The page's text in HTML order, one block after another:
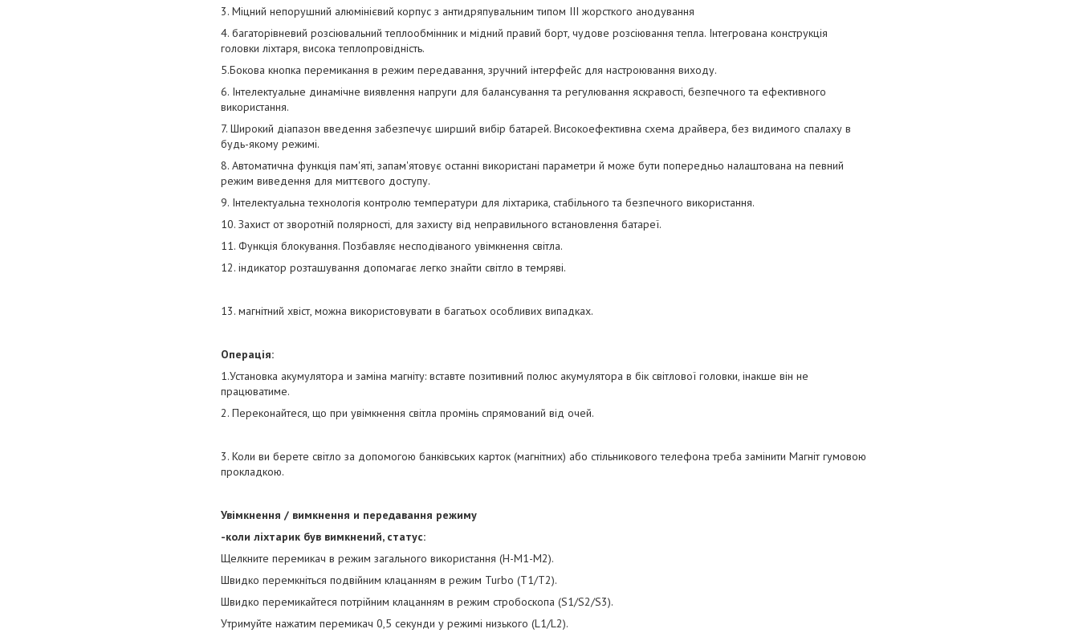
3. Міцний непорушний алюмінієвий корпус з антидряпувальним типом III жорсткого анодування
4. багаторівневий розсіювальний теплообмінник и мідний правий борт, чудове розсіювання тепла. Інтегрована конструкція
головки ліхтаря, висока теплопровідність.
5.Бокова кнопка перемикання в режим передавання, зручний інтерфейс для настроювання виходу.
6. Інтелектуальне динамічне виявлення напруги для балансування та регулювання яскравості, безпечного та ефективного
використання.
7. Широкий діапазон введення забезпечує ширший вибір батарей. Високоефективна схема драйвера, без видимого спалаху в
будь-якому режимі.
8. Автоматична функція пам'яті, запам'ятовує останні використані параметри й може бути попередньо налаштована на певний
режим виведення для миттєвого доступу.
9. Інтелектуальна технологія контролю температури для ліхтарика, стабільного та безпечного використання.
10. Захист от зворотній полярності, для захисту від неправильного встановлення батареї.
11. Функція блокування. Позбавляє несподіваного увімкнення світла.
12. індикатор розташування допомагає легко знайти світло в темряві.
13. магнітний хвіст, можна використовувати в багатьох особливих випадках.
Операція:
1.Установка акумулятора и заміна магніту: вставте позитивний полюс акумулятора в бік світлової головки, інакше він не
працюватиме.
2. Переконайтеся, що при увімкнення світла промінь спрямований від очей.
3. Коли ви берете світло за допомогою банківських карток (магнітних) або стільникового телефона треба замінити Магніт гумовою
прокладкою.
Увімкнення / вимкнення и передавання режиму
-коли ліхтарик був вимкнений, статус:
Щелкните перемикач в режим загального використання (H-M1-M2).
Швидко перемкніться подвійним клацанням в режим Turbo (T1/T2).
Швидко перемикайтеся потрійним клацанням в режим стробоскопа (S1/S2/S3).
Утримуйте нажатим перемикач 0,5 секунди у режимі низького (L1/L2).